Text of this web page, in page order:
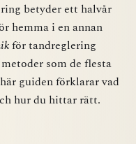
betyder ett halvår
hemma i en annan
för tandreglering
som de flesta
guiden förklarar vad
hur du hittar rätt.